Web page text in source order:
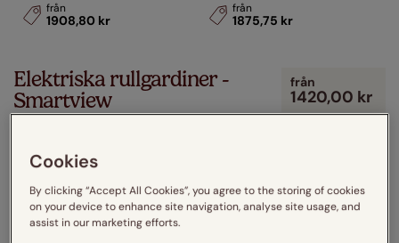
från
1908,80 kr
från
1875,75 kr
Elektriska rullgardiner -
Smartview
från
1420,00 kr
ett knapptryck på vår
Cookies
By clicking “Accept All Cookies”, you agree to the storing of cookies
on your device to enhance site navigation, analyse site usage, and
assist in our marketing efforts.